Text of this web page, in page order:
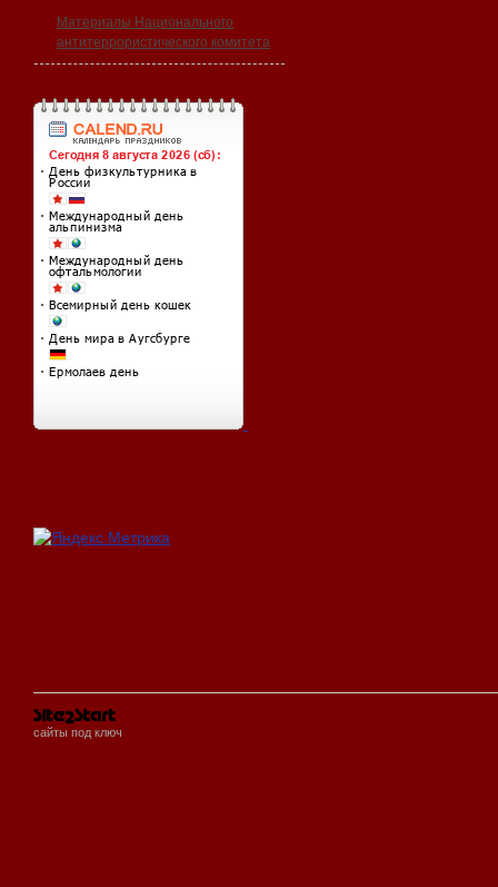
Материалы Национального
антитеррористического комитета
сайты под ключ